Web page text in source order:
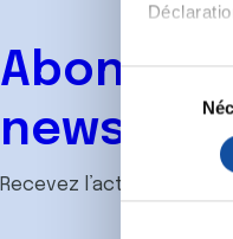
Si vous
l
c
Recevez l’actualité de la